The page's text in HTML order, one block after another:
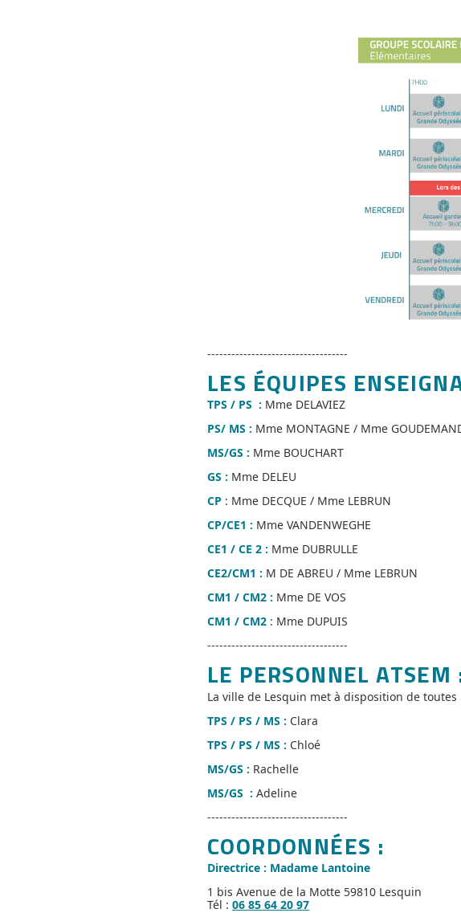
-----------------------------------
LES ÉQUIPES
TPS / PS : Mme DELAVIEZ
PS/ MS : Mme MONTAGNE / Mme
MS/GS : Mme BOUCHART
GS : Mme DELEU
CP : Mme DECQUE / Mme LEBRUN
CP/CE1 : Mme VANDENWEGHE
CE1 / CE 2 : Mme DUBRULLE
CE2/CM1 : M DE ABREU / Mme LEBRUN
CM1 / CM2 : Mme DE VOS
CM1 / CM2 : Mme DUPUIS
-----------------------------------
LE PERSONNEL ATSEM
La ville de Lesquin met à disposition de
TPS / PS / MS : Clara
TPS / PS / MS : Chloé
MS/GS : Rachelle
MS/GS : Adeline
-----------------------------------
COORDONNÉES :
Directrice : Madame Lantoine
1 bis Avenue de la Motte 59810 Lesquin
Tél : 06 85 64 20 97